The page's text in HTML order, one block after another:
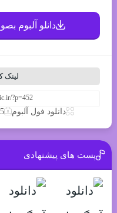
دانلو آلبوم
لینک
دانلود فول آلبوم 15
پست های پیشنهادی